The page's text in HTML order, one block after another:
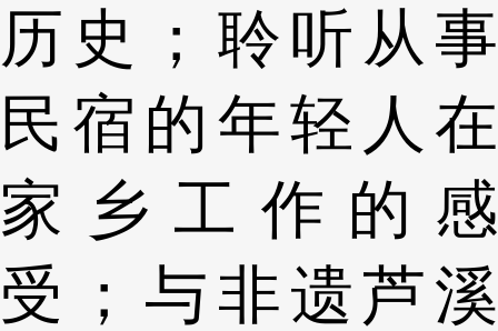
历史；聆听从事
民宿的年轻人在
家乡工作的感
受；与非遗芦溪